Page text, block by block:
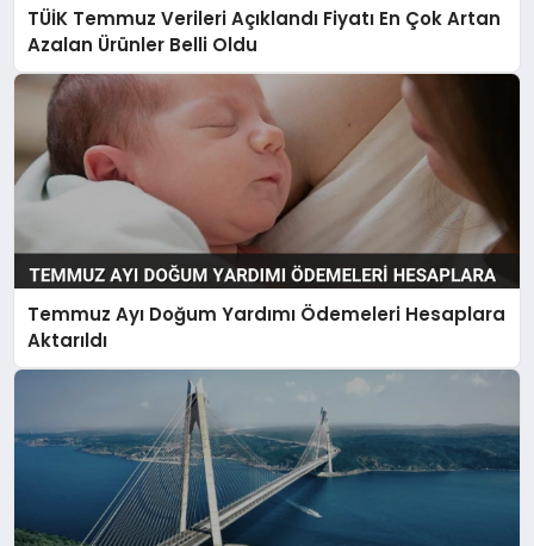
TÜİK Temmuz Verileri Açıklandı Fiyatı En Çok Artan
Azalan Ürünler Belli Oldu
Temmuz Ayı Doğum Yardımı Ödemeleri Hesaplara
Aktarıldı